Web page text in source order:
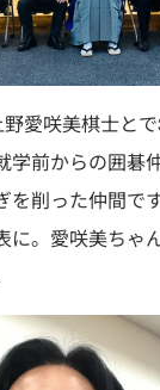
愛咲美棋士と
学前からの囲碁
を削った仲間で
に。愛咲美ちゃ